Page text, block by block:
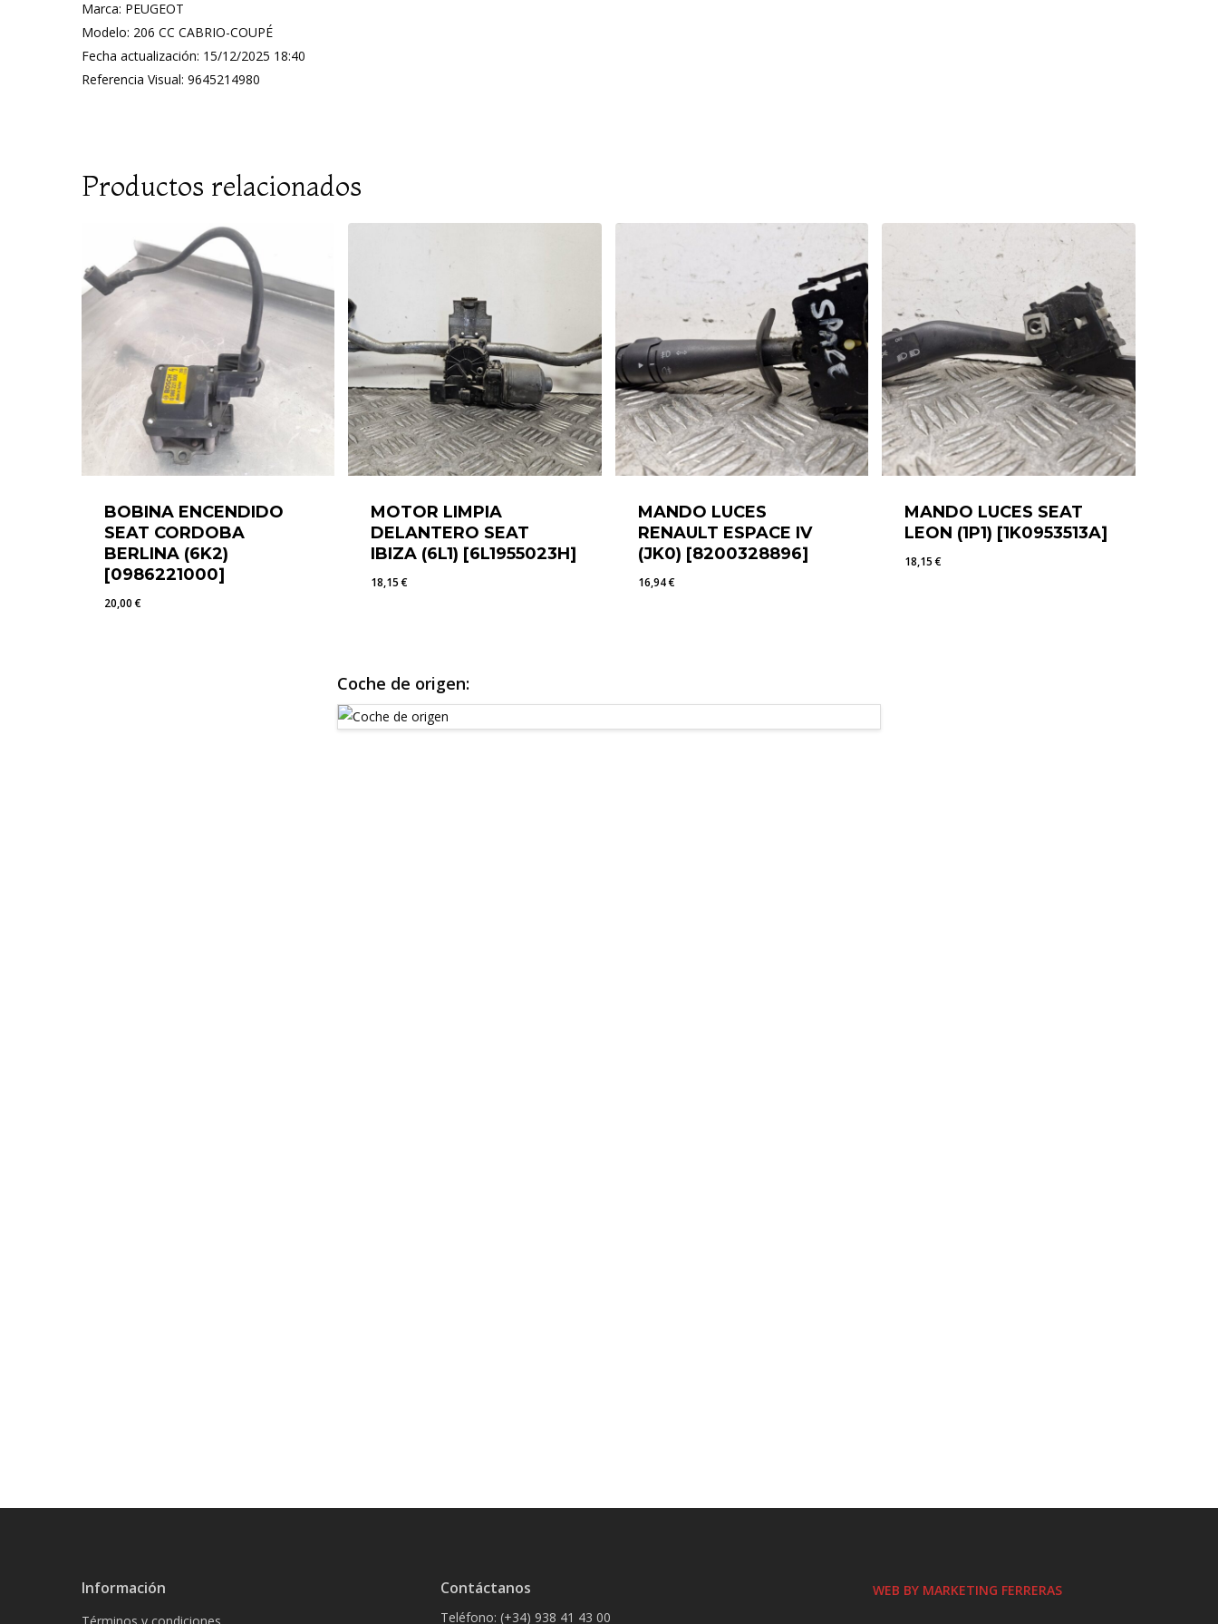
Marca: PEUGEOT
Modelo: 206 CC CABRIO-COUPÉ
Fecha actualización: 15/12/2025 18:40
Referencia Visual: 9645214980
Productos relacionados
BOBINA ENCENDIDO
SEAT CORDOBA
BERLINA (6K2)
[0986221000]
20,00€
MOTOR LIMPIA
DELANTERO SEAT
IBIZA (6L1) [6L1955023H]
18,15€
MANDO LUCES
RENAULT ESPACE IV
(JK0) [8200328896]
16,94€
MANDO LUCES SEAT
LEON (1P1) [1K0953513A]
18,15€
Coche de origen:
Información Contáctanos
Teléfono: (+34) 938 41 43 00
WEB BY MARKETING FERRERAS